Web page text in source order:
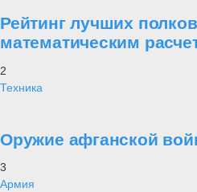
Рейтинг лучших
математическим
2
Техника
Оружие афганской
3
Армия